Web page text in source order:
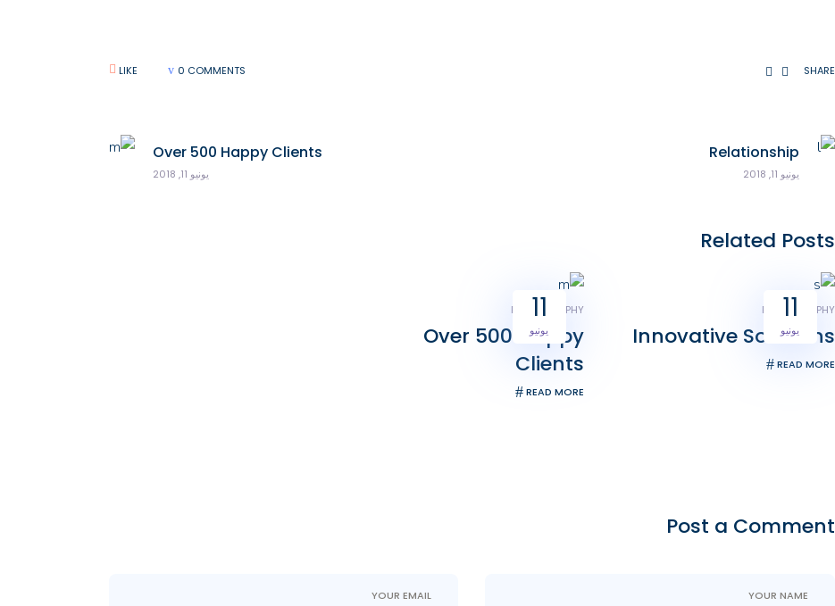
0 COMMENTS
LIKE SHARE
Relationship
يونيو 11, 2018
Over 500 Happy Clients
يونيو 11, 2018
Related Posts
11
يونيو
PHOTOGRAPHY
Innovative Solutions
READ MORE
11
يونيو
PHOTOGRAPHY
Over 500 Happy
Clients
READ MORE
Post a Comment